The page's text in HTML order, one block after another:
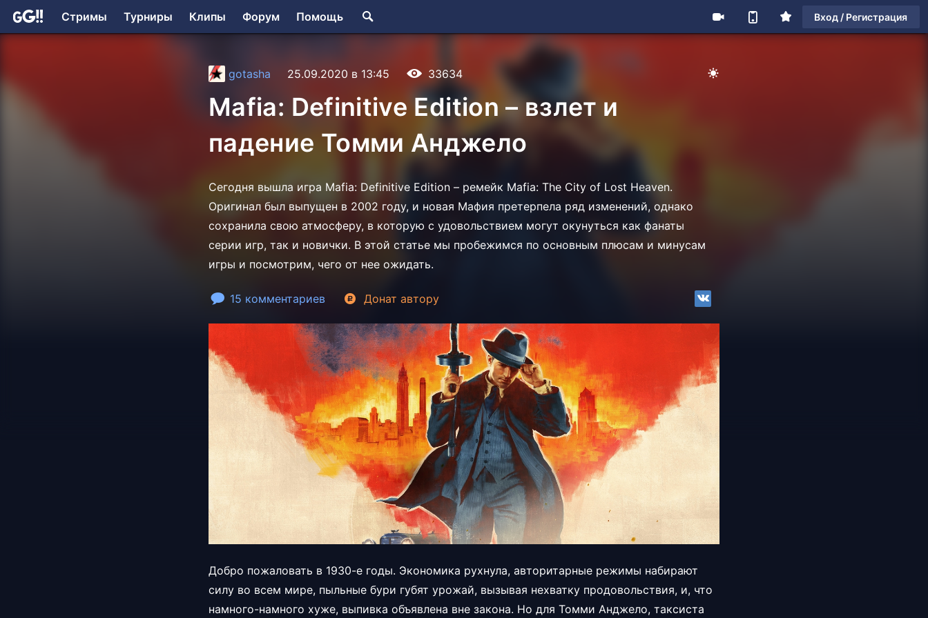
Стримы Турниры Клипы Форум Помощь Вход / Регистрация
gotasha 25.09.2020 в 13:45 33634
Mafia: Definitive Edition – взлет и
падение Томми Анджело
Сегодня вышла игра Mafia: Definitive Edition – ремейк Mafia: The City of Lost Heaven.
Оригинал был выпущен в 2002 году, и новая Мафия претерпела ряд изменений, однако
сохранила свою атмосферу, в которую с удовольствием могут окунуться как фанаты
серии игр, так и новички. В этой статье мы пробежимся по основным плюсам и минусам
игры и посмотрим, чего от нее ожидать.
15 комментариев Донат автору
Добро пожаловать в 1930-е годы. Экономика рухнула, авторитарные режимы набирают
силу во всем мире, пыльные бури губят урожай, вызывая нехватку продовольствия, и, что
намного-намного хуже, выпивка объявлена вне закона. Но для Томми Анджело, таксиста